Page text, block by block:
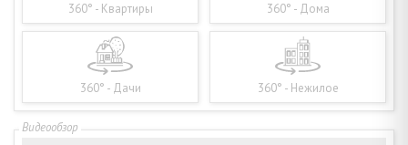
360° - Квартиры 360° - Дома
360° - Дачи 360° - Нежилое